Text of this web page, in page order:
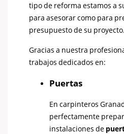
tipo de reforma estamos a
para asesorar como para
presupuesto de su proyecto.
Gracias a nuestra
trabajos dedicados en:
Puertas
En carpinteros
perfectamente
instalaciones de